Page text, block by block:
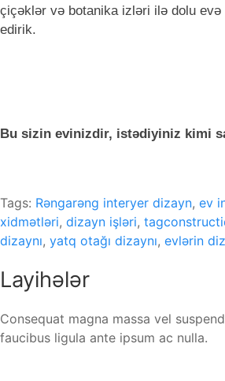
çiçəklər və botanika izləri ilə dolu evə
edirik.
Bu sizin evinizdir, istədiyiniz kimi
Tags: Rəngarəng interyer dizayn, ev
xidmətləri, dizayn işləri,
dizaynı, yatq otağı dizaynı, evlərin
Layihələr
Consequat magna massa vel
faucibus ligula ante ipsum ac nulla.